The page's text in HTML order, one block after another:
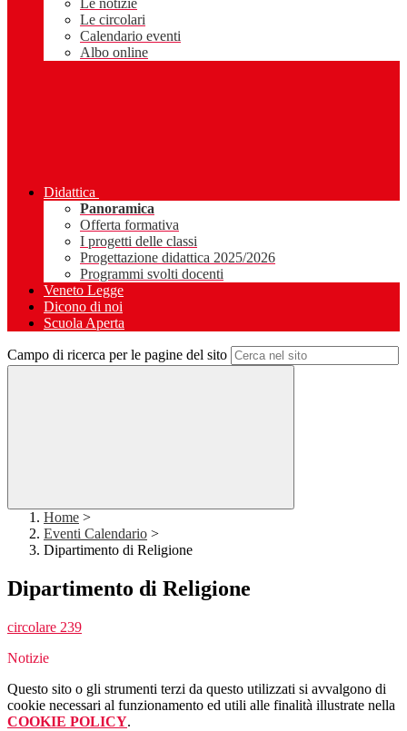
Le notizie
Le circolari
Calendario eventi
Albo online
Didattica
Panoramica
Offerta formativa
I progetti delle classi
Progettazione didattica 2025/2026
Programmi svolti docenti
Veneto Legge
Dicono di noi
Scuola Aperta
Campo di ricerca per le pagine del sito
Home >
Eventi Calendario >
Dipartimento di Religione
Dipartimento di Religione
circolare 239
Notizie
Questo sito o gli strumenti terzi da questo utilizzati si avvalgono di
cookie necessari al funzionamento ed utili alle finalità illustrate nella
COOKIE POLICY.